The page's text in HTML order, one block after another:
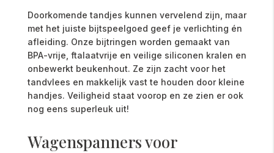
Doorkomende tandjes kunnen vervelend zijn, maar
met het juiste bijtspeelgoed geef je verlichting én
afleiding. Onze bijtringen worden gemaakt van
BPA-vrije, ftalaatvrije en veilige siliconen kralen en
onbewerkt beukenhout. Ze zijn zacht voor het
tandvlees en makkelijk vast te houden door kleine
handjes. Veiligheid staat voorop en ze zien er ook
nog eens superleuk uit!
Wagenspanners voor